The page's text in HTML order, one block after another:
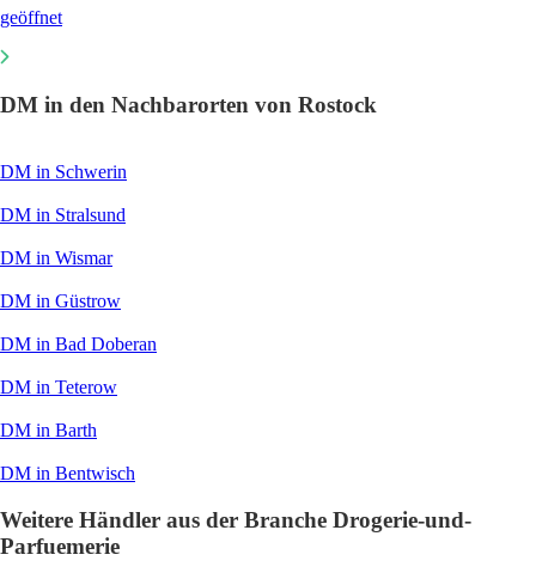
geöffnet
DM in den Nachbarorten von Rostock
DM in Schwerin
DM in Stralsund
DM in Wismar
DM in Güstrow
DM in Bad Doberan
DM in Teterow
DM in Barth
DM in Bentwisch
Weitere Händler aus der Branche Drogerie-und-
Parfuemerie